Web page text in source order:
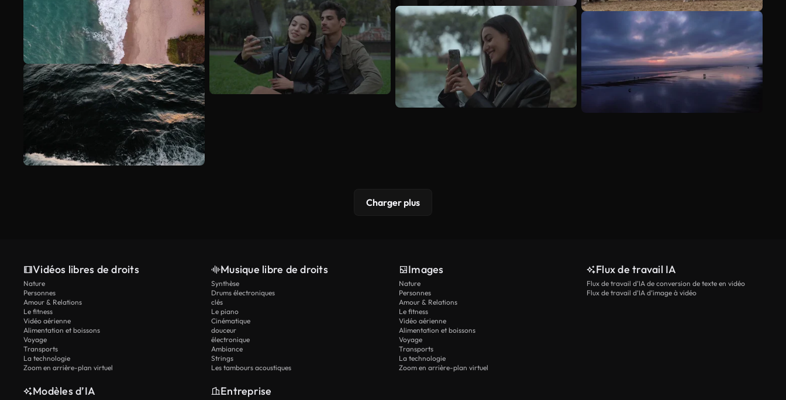
Charger plus
Vidéos libres de droits
Nature
Personnes
Amour & Relations
Le fitness
Vidéo aérienne
Alimentation et boissons
Voyage
Transports
La technologie
Zoom en arrière-plan virtuel
Musique libre de droits
Synthèse
Drums électroniques
clés
Le piano
Cinématique
douceur
électronique
Ambiance
Strings
Les tambours acoustiques
Images
Nature
Personnes
Amour & Relations
Le fitness
Vidéo aérienne
Alimentation et boissons
Voyage
Transports
La technologie
Zoom en arrière-plan virtuel
Flux de travail IA
Flux de travail d’IA de conversion de texte en vidéo
Flux de travail d’IA d’image à vidéo
Modèles d’IA Entreprise